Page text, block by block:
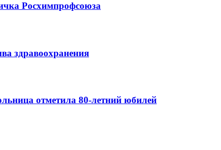
Росхимпрофсоюза
здравоохранения
отметила 80-летний юбилей